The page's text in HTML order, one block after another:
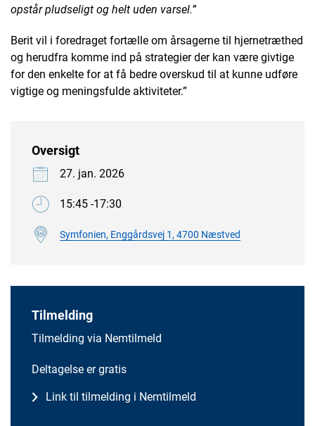
opstår pludseligt og helt uden varsel.”
Berit vil i foredraget fortælle om årsagerne til hjernetræthed
og herudfra komme ind på strategier der kan være givtige
for den enkelte for at få bedre overskud til at kunne udføre
vigtige og meningsfulde aktiviteter.”
Oversigt
27. jan. 2026
15:45 -17:30
Symfonien, Enggårdsvej 1, 4700 Næstved
Tilmelding
Tilmelding via Nemtilmeld
Deltagelse er gratis
Link til tilmelding i Nemtilmeld